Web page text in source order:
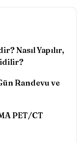
Nasıl Yapılır,
Randevu ve
PET/CT